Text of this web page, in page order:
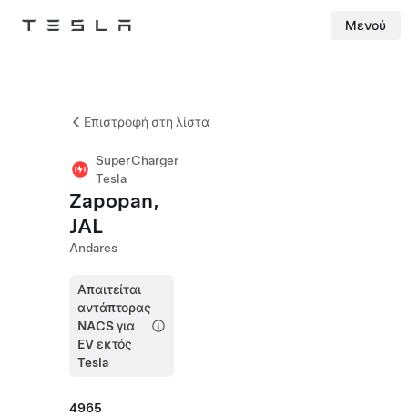
Tesla Μενού
Επιστροφή στη λίστα
SuperCharger
Tesla
Zapopan,
JAL
Andares
Απαιτείται
αντάπτορας
NACS για
EV εκτός
Tesla
4965